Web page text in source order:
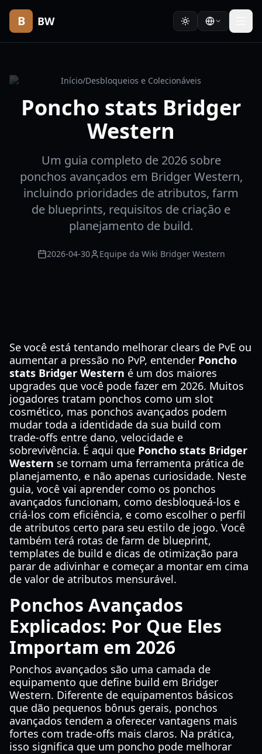
B BW
Início/Desbloqueios e Colecionáveis
Poncho stats Bridger
Western
Um guia completo de 2026 sobre
ponchos avançados em Bridger Western,
incluindo prioridades de atributos, farm
de blueprints, requisitos de criação e
planejamento de build.
2026-04-30 Equipe da Wiki Bridger Western
Se você está tentando melhorar clears de PvE ou
aumentar a pressão no PvP, entender Poncho
stats Bridger Western é um dos maiores
upgrades que você pode fazer em 2026. Muitos
jogadores tratam ponchos como um slot
cosmético, mas ponchos avançados podem
mudar toda a identidade da sua build com
trade-offs entre dano, velocidade e
sobrevivência. É aqui que Poncho stats Bridger
Western se tornam uma ferramenta prática de
planejamento, e não apenas curiosidade. Neste
guia, você vai aprender como os ponchos
avançados funcionam, como desbloqueá-los e
criá-los com eficiência, e como escolher o perfil
de atributos certo para seu estilo de jogo. Você
também terá rotas de farm de blueprint,
templates de build e dicas de otimização para
parar de adivinhar e começar a montar em cima
de valor de atributos mensurável.
Ponchos Avançados
Explicados: Por Que Eles
Importam em 2026
Ponchos avançados são uma camada de
equipamento que define build em Bridger
Western. Diferente de equipamentos básicos
que dão pequenos bônus gerais, ponchos
avançados tendem a oferecer vantagens mais
fortes com trade-offs mais claros. Na prática,
isso significa que um poncho pode melhorar